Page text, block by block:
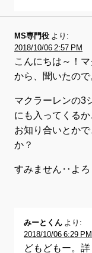
MS専門役 より:
2018/10/06 2:57 PM
こんにちは～！
から、聞いたの
マクラーレンの3
にも入ってくる
お知り合いとか
か？
すみません‥よろ
みーとくん より:
2018/10/06 6:29 PM
どもどもー。